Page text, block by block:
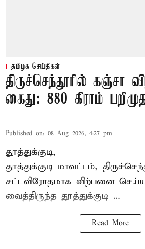
தமிழக செய்திகள்
திருச்செந்தூரில் கஞ்சா
கைது: 880 கிராம்
Published on: 08 Aug 2026, 4:27 pm
தூத்துக்குடி,
தூத்துக்குடி மாவட்டம்,
சட்டவிரோதமாக விற்பனை
வைத்திருந்த தூத்துக்குடி ...
Read More